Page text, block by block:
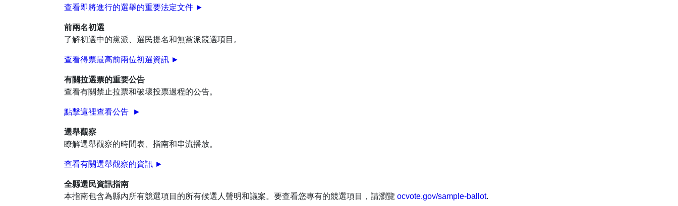
查看即將進行的選舉的重要法定文件 ►
前兩名初選
了解初選中的黨派、選民提名和無黨派競選項目。
查看得票最高前兩位初選資訊 ►
有關拉選票的重要公告
查看有關禁止拉票和破壞投票過程的公告。
點擊這裡查看公告 ►
選舉觀察
瞭解選舉觀察的時間表、指南和串流播放。
查看有關選舉觀察的資訊 ►
全縣選民資訊指南
本指南包含為縣內所有競選項目的所有候選人聲明和議案。要查看您專有的競選項目，請瀏覽 ocvote.gov/sample-ballot.